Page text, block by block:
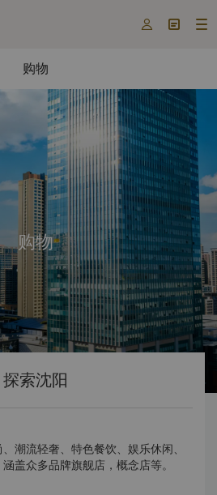
  
购物
购物
探索沈阳
潮流轻奢、特色餐饮、娱乐休闲、
盖众多品牌旗舰店，概念店等。